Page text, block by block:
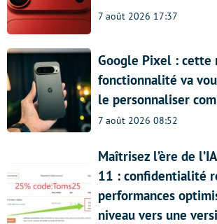
7 août 2026 17:37
Google Pixel : cette
fonctionnalité va
le personnaliser
7 août 2026 08:52
Maîtrisez l’ère de
11 : confidentialité
performances
niveau vers une